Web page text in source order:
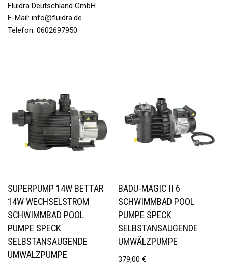
Fluidra Deutschland GmbH
E-Mail: info@fluidra.de
Telefon: 0602697950
SUPERPUMP 14W BETTAR
14W WECHSELSTROM
SCHWIMMBAD POOL
PUMPE SPECK
SELBSTANSAUGENDE
UMWÄLZPUMPE
BADU-MAGIC II 6
SCHWIMMBAD POOL
PUMPE SPECK
SELBSTANSAUGENDE
UMWÄLZPUMPE
379,00€